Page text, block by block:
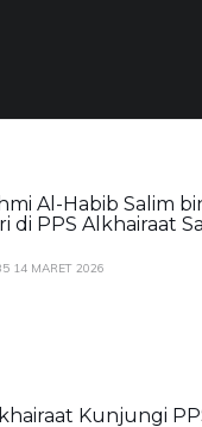
Al-Habib Salim
PPS Alkhairaat
14 MARET 2026
Kunjungi